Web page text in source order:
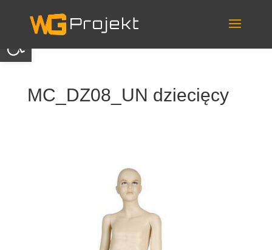
Otwórz pasek narzędzi
content
MC_DZ08_UN dziecięcy